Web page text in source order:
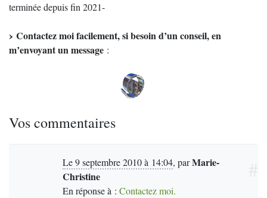
terminée depuis fin 2021-
Contactez moi facilement, si besoin d’un conseil, en
m’envoyant un message :
Vos commentaires
Le 9 septembre 2010 à 14:04, parMarie-
Christine
En réponse à : Contactez moi.